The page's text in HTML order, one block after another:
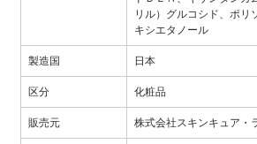
リル）グルコシド、ポリ
キシエタノール
製造国 日本
区分 化粧品
販売元 株式会社スキンキュア・